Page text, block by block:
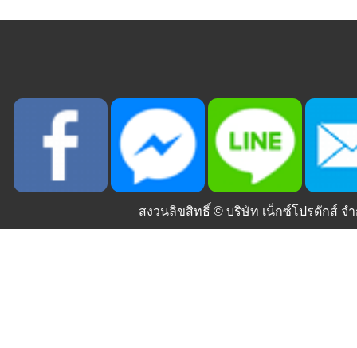
สงวนลิขสิทธิ์ © บริษัท เน็กซ์โปรดักส์ จ